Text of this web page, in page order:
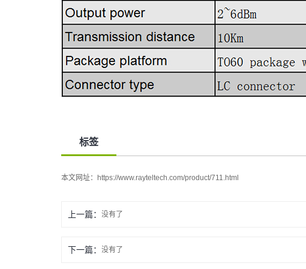
标签
本文网址： https://www.rayteltech.com/product/711.html
上一篇： 没有了
下一篇： 没有了